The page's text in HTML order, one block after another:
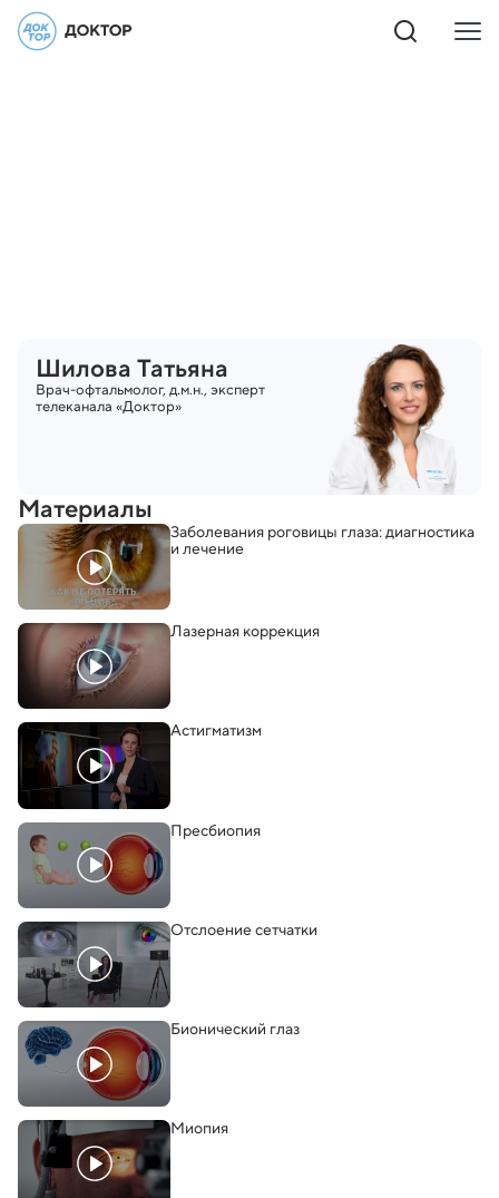
ШиловаТатьяна
Врач-офтальмолог, д.м.н., эксперт
телеканала «Доктор»
Материалы
Заболевания роговицы глаза: диагностика
и лечение
Лазерная коррекция
Астигматизм
Пресбиопия
Отслоение сетчатки
Бионический глаз
Миопия